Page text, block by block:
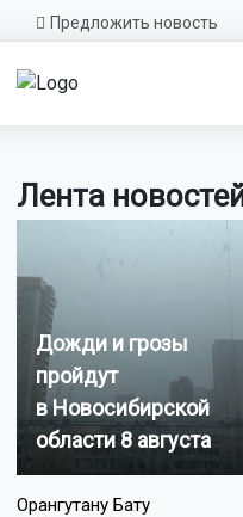
Предложить новость
Лента
Дожди и грозы
пройдут
в Новосибирской
области 8 августа
Орангутану Бату